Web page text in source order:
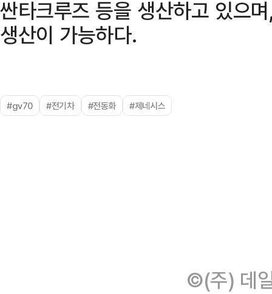
싼타크루즈 등을 생산하고 있으
생산이 가능하다.
#gv70 #전기차 #전동화 #제네시스
©(주) 데